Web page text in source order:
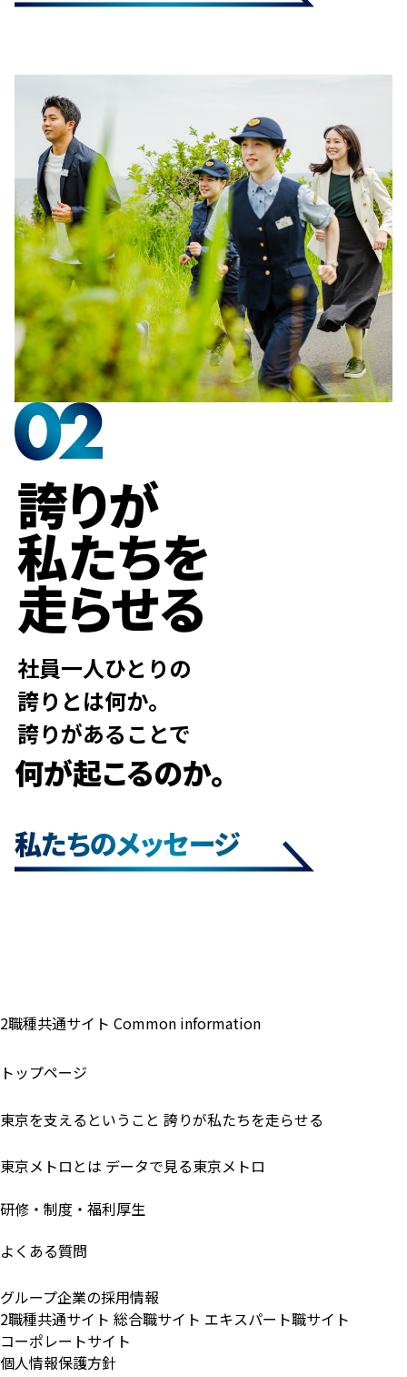
誇りが
私たちを
走らせる
社員一人ひとりの
誇りとは何か。
誇りがあることで
何が起こるのか。
私たちのメッセージ
2職種共通サイト Common information
トップページ
東京を支えるということ 誇りが私たちを走らせる
東京メトロとは データで見る東京メトロ
研修・制度・福利厚生
よくある質問
グループ企業の採用情報
2職種共通サイト 総合職サイト エキスパート職サイト
コーポレートサイト
個人情報保護方針